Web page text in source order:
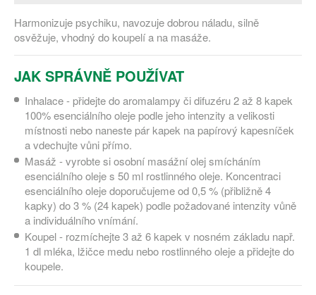
Harmonizuje psychiku, navozuje dobrou náladu, silně
osvěžuje, vhodný do koupelí a na masáže.
JAK SPRÁVNĚ POUŽÍVAT
Inhalace - přidejte do aromalampy či difuzéru 2 až 8 kapek
100% esenciálního oleje podle jeho intenzity a velikosti
místnosti nebo naneste pár kapek na papírový kapesníček
a vdechujte vůni přímo.
Masáž - vyrobte si osobní masážní olej smícháním
esenciálního oleje s 50 ml rostlinného oleje. Koncentraci
esenciálního oleje doporučujeme od 0,5 % (přibližně 4
kapky) do 3 % (24 kapek) podle požadované intenzity vůně
a individuálního vnímání.
Koupel - rozmíchejte 3 až 6 kapek v nosném základu např.
1 dl mléka, lžičce medu nebo rostlinného oleje a přidejte do
koupele.